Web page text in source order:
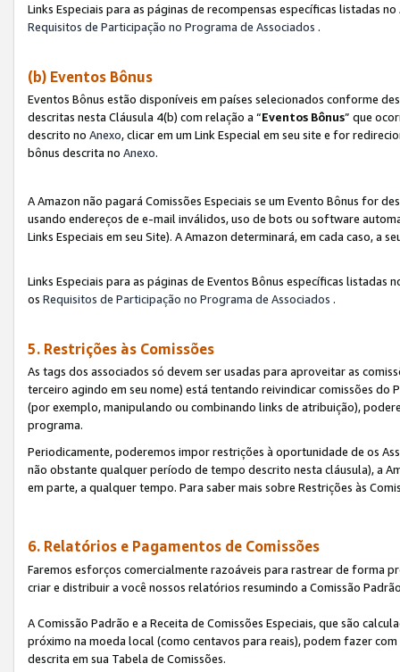
Links Especiais para as páginas de recompensas específicas listadas no
Requisitos de Participação no Programa de Associados .
(b) Eventos Bônus
Eventos Bônus estão disponíveis em países selecionados conforme
descritas nesta Cláusula 4(b) com relação a “Eventos Bônus” que
descrito no Anexo, clicar em um Link Especial em seu site e for
bônus descrita no Anexo.
A Amazon não pagará Comissões Especiais se um Evento Bônus for
usando endereços de e-mail inválidos, uso de bots ou software
Links Especiais em seu Site). A Amazon determinará, em cada caso, a
Links Especiais para as páginas de Eventos Bônus específicas listadas
os Requisitos de Participação no Programa de Associados .
5. Restrições às Comissões
As tags dos associados só devem ser usadas para aproveitar as
terceiro agindo em seu nome) está tentando reivindicar comissões
(por exemplo, manipulando ou combinando links de atribuição),
programa.
Periodicamente, poderemos impor restrições à oportunidade de os
não obstante qualquer período de tempo descrito nesta cláusula), a
em parte, a qualquer tempo. Para saber mais sobre Restrições às
6. Relatórios e Pagamentos de Comissões
Faremos esforços comercialmente razoáveis para rastrear de forma
criar e distribuir a você nossos relatórios resumindo a Comissão
A Comissão Padrão e a Receita de Comissões Especiais, que são
próximo na moeda local (como centavos para reais), podem fazer
descrita em sua Tabela de Comissões.